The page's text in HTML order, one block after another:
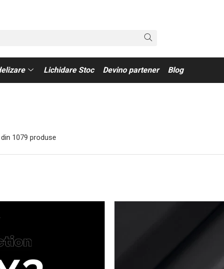
Lichidare Stoc Devino partener Blog
din 1079 produse